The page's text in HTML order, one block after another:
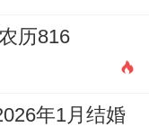
历816
年1月结婚